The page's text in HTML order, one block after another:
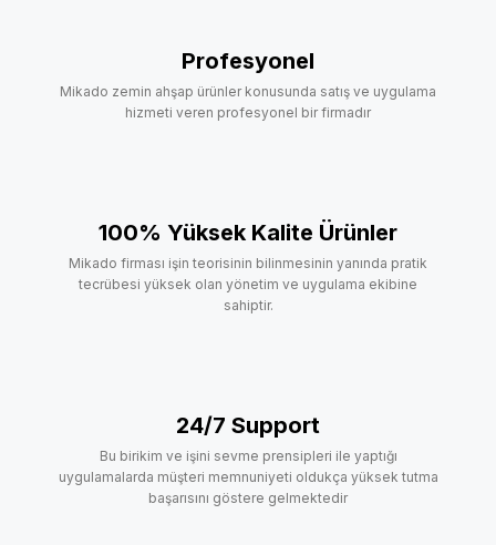
Profesyonel
Mikado zemin ahşap ürünler konusunda satış ve uygulama
hizmeti veren profesyonel bir firmadır
100% Yüksek Kalite Ürünler
Mikado firması işin teorisinin bilinmesinin yanında pratik
tecrübesi yüksek olan yönetim ve uygulama ekibine
sahiptir.
24/7 Support
Bu birikim ve işini sevme prensipleri ile yaptığı
uygulamalarda müşteri memnuniyeti oldukça yüksek tutma
başarısını göstere gelmektedir